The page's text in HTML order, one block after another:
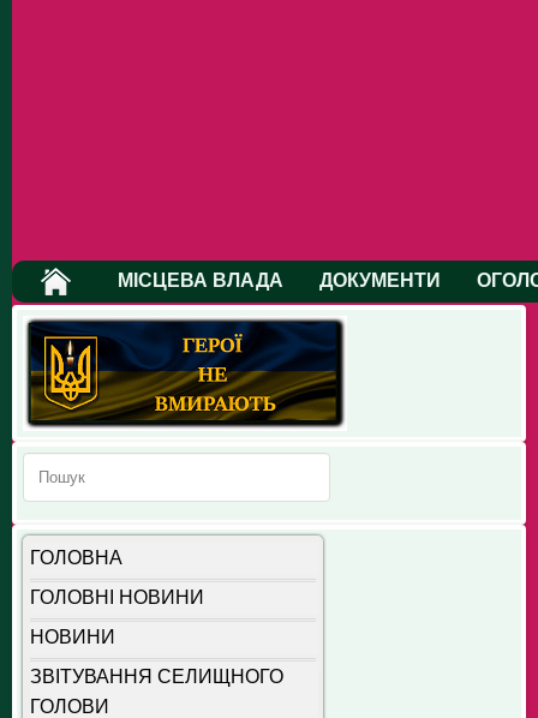
МІСЦЕВА ВЛАДА ДОКУМЕНТИ
ГОЛОВНА
ГОЛОВНІ НОВИНИ
НОВИНИ
ЗВІТУВАННЯ СЕЛИЩНОГО
ГОЛОВИ